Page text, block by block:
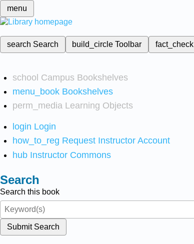
menu
search Search build_circleToolbar fact_check
school Campus Bookshelves
menu_book Bookshelves
perm_media Learning Objects
login Login
how_to_reg Request Instructor Account
hub Instructor Commons
Search
Search this book
Submit Search